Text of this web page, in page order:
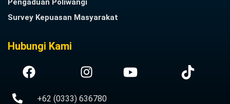
Pengaduan Poliwangi
Survey Kepuasan Masyarakat
Hubungi Kami
+62 (0333) 636780